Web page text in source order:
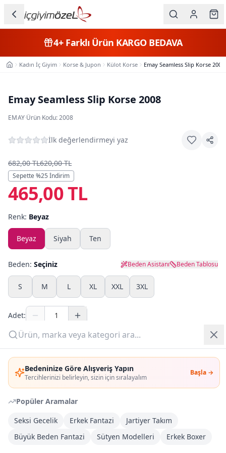
Bedeninize Göre Alışveriş Yapın
Tercihlerinizi belirleyin, sizin için sıralayalım
Başla →
Popüler Aramalar
Seksi Gecelik
Erkek Fantazi
Jartiyer Takım
Büyük Beden Fantazi
Sütyen Modelleri Erkek Boxer
Kategorileri
Çocuk
Fantazi
Büyük
Beden
Markalar
Plaj & Mayo
Yazlık Pijama
Kampanyalar
Yeni Gelenler
OUTLET
Giriş Yap
Üye Ol
4+Farklı Ürün KARGO BEDAVA
Ana SayfaKadın İç Giyim Korse & Jupon Külot Korse Emay Seamless Slip Korse 2008
Emay Seamless Slip Korse 2008
EMAY·Ürün Kodu:2008
İlk değerlendirmeyi yaz
682,00 TL620,00 TL
Sepette %25 İndirim
465,00 TL
Renk: Beyaz
Beyaz Siyah Ten
Beden: Seçiniz Beden Asistanı Beden Tablosu
S M L XL XXL 3XL
Adet:
Sepete Ekle
Şimdi Al
DHL Kargoya Teslim
Yarın kargoda
Kargo Bedava